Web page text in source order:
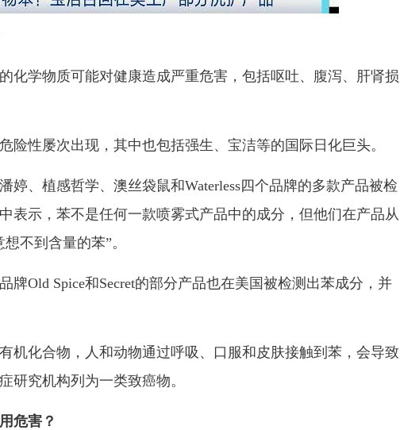
学物质可能对健康造成严重危害，包括呕吐、腹泻、肝肾损
性屡次出现，其中也包括强生、宝洁等的国际日化巨头。
、植感哲学、澳丝袋鼠和Waterless四个品牌的多款产品被检
表示，苯不是任何一款喷雾式产品中的成分，但他们在产品从
不到含量的苯”。
Old Spice和Secret的部分产品也在美国被检测出苯成分，并
化合物，人和动物通过呼吸、口服和皮肤接触到苯，会导致
研究机构列为一类致癌物。
危害？